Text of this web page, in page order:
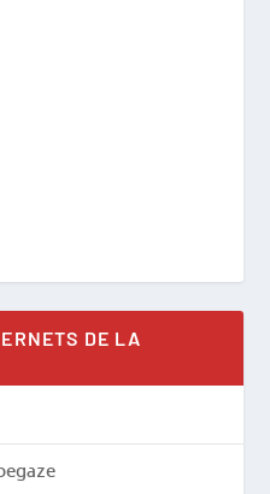
DE LA